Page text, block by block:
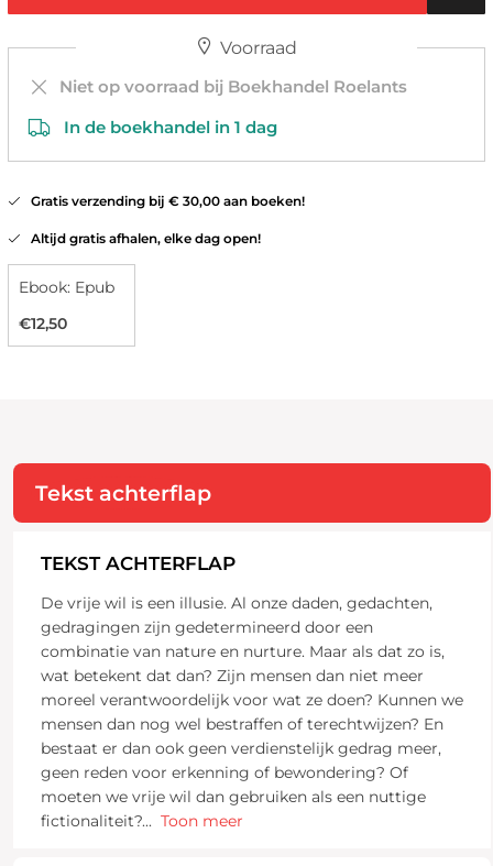
Voorraad
Niet op voorraad bij Boekhandel Roelants
In de boekhandel in 1 dag
Gratis verzending bij € 30,00 aan boeken!
Altijd gratis afhalen, elke dag open!
Ebook: Epub
€12,50
Tekst achterflap
TEKST ACHTERFLAP
De vrije wil is een illusie. Al onze daden, gedachten,
gedragingen zijn gedetermineerd door een
combinatie van nature en nurture. Maar als dat zo is,
wat betekent dat dan? Zijn mensen dan niet meer
moreel verantwoordelijk voor wat ze doen? Kunnen we
mensen dan nog wel bestraffen of terechtwijzen? En
bestaat er dan ook geen verdienstelijk gedrag meer,
geen reden voor erkenning of bewondering? Of
moeten we vrije wil dan gebruiken als een nuttige
fictionaliteit?... Toon meer